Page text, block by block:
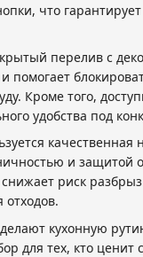
что
перелив с
помогает
Кроме того,
удобства под
и защитой
риск
отходов.
кухонную
для тех, кто ценит